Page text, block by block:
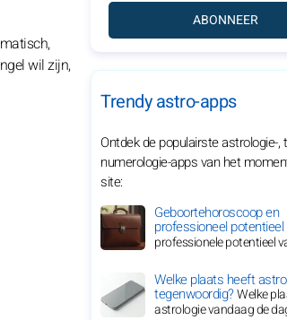
wil zijn,
ABONNEER
Trendy astro-apps
Ontdek de populairste astrologie-,
numerologie-apps van het
site:
Geboortehoroscoop en
professioneel potentieel
professionele potentieel
Welke plaats heeft
tegenwoordig?Welke
astrologie vandaag de